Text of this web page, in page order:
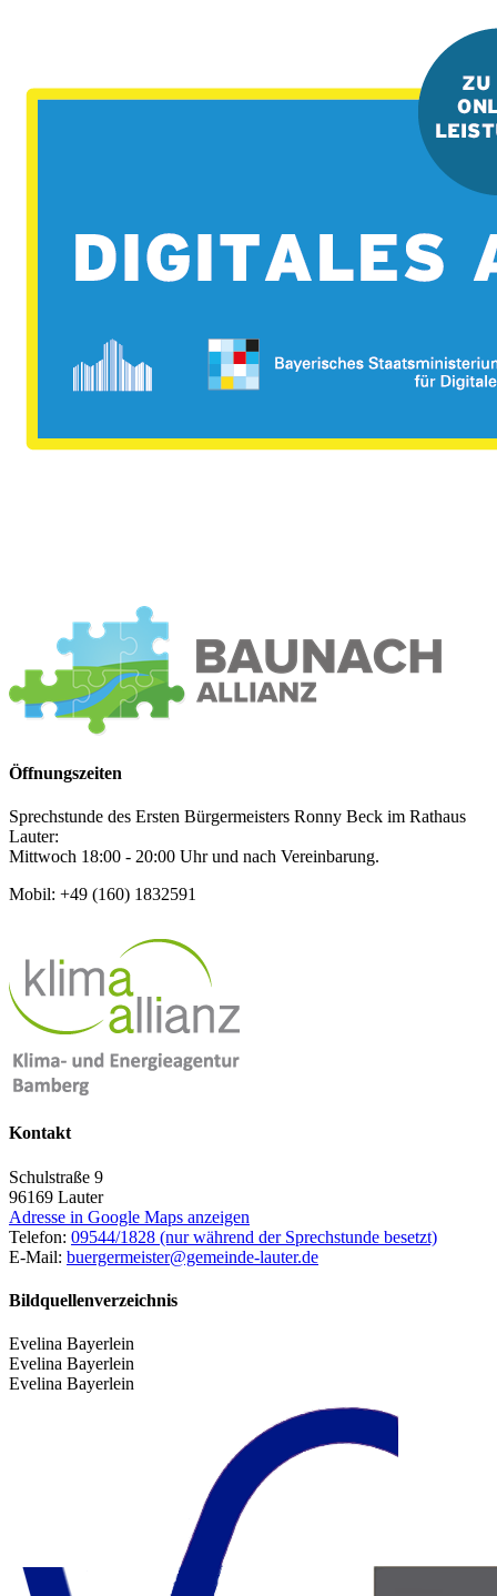
Öffnungszeiten
Sprechstunde des Ersten Bürgermeisters Ronny Beck im Rathaus
Lauter:
Mittwoch 18:00 - 20:00 Uhr und nach Vereinbarung.
Mobil: +49 (160) 1832591
Kontakt
Schulstraße 9
96169 Lauter
Adresse in Google Maps anzeigen
Telefon: 09544/1828 (nur während der Sprechstunde besetzt)
E-Mail: buergermeister@gemeinde-lauter.de
Bildquellenverzeichnis
Evelina Bayerlein
Evelina Bayerlein
Evelina Bayerlein